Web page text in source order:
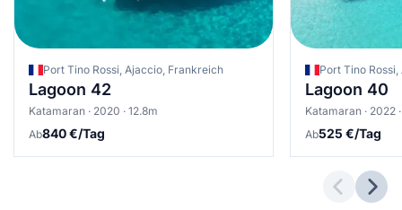
Port Tino Rossi, Ajaccio, Frankreich
Lagoon 42
Katamaran · 2020 · 12.8m
Ab840 €/Tag
Port Tino
Lagoon 40
Katamaran · 2022
Ab525 €/Tag